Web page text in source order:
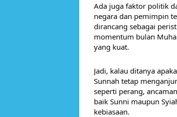
Ada juga faktor politik
negara dan pemimpin
dirancang sebagai
momentum bulan
yang kuat.
Jadi, kalau ditanya
Sunnah tetap
seperti perang,
baik Sunni maupun
kebiasaan.